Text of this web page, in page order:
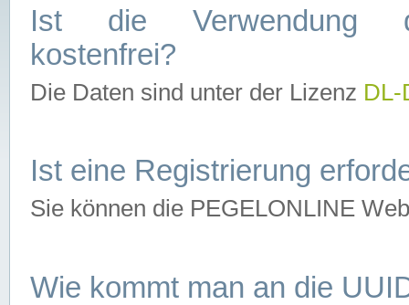
Ist die Verwendung
kostenfrei?
Die Daten sind unter der Lizenz
Ist eine Registrierung
Sie können die PEGELONLINE
Wie kommt man an die